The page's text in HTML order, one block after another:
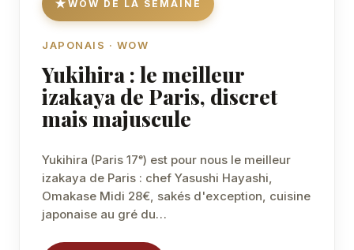
WOW DE LA SEMAINE
JAPONAIS · WOW
Yukihira : le meilleur
izakaya de Paris, discret
mais majuscule
Yukihira (Paris 17ᵉ) est pour nous le meilleur
izakaya de Paris : chef Yasushi Hayashi,
Omakase Midi 28€, sakés d'exception, cuisine
japonaise au gré du…